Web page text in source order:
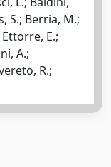
S.; Berria, M.;
E.;
A.;
R.;